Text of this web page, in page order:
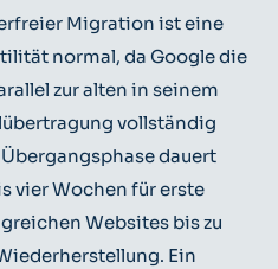
Migration ist eine
normal, da Google die
zur alten in seinem
vollständig
dauert
vier Wochen für erste
Websites bis zu
Ein